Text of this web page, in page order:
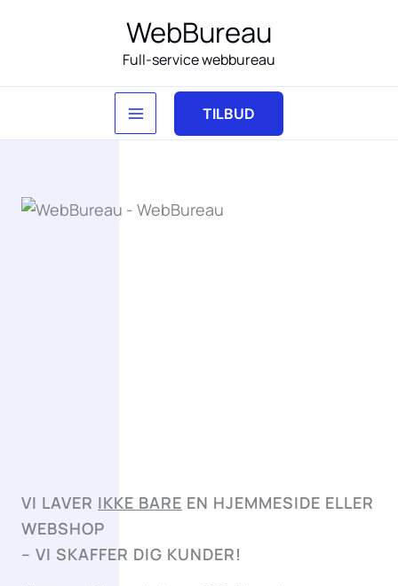
WebBureau
Full-service webbureau
TILBUD
VI LAVER IKKE BARE EN HJEMMESIDE ELLER
WEBSHOP
– VI SKAFFER DIG KUNDER!